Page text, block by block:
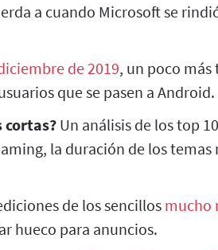
a cuando Microsoft se
de 2019, un poco más
que se pasen a Android.
cortas? Un análisis de los top
la duración de los temas
de los sencillos mucho
hueco para anuncios.